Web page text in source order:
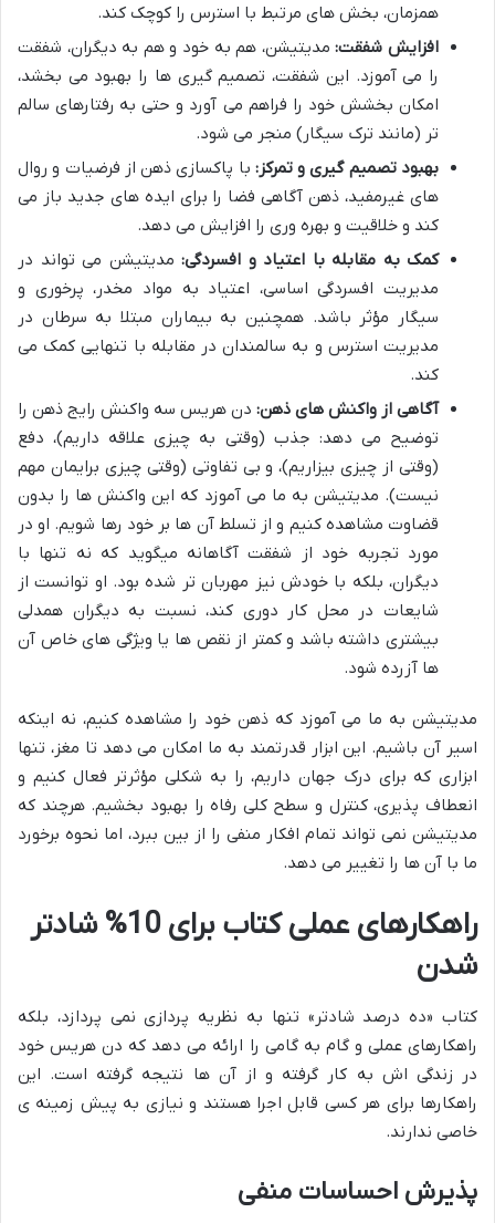
همزمان، بخش های مرتبط با استرس را کوچک کند.
افزایش شفقت:مدیتیشن، هم به خود و هم به دیگران، شفقت
را می آموزد. این شفقت، تصمیم گیری ها را بهبود می بخشد،
امکان بخشش خود را فراهم می آورد و حتی به رفتارهای سالم
تر (مانند ترک سیگار) منجر می شود.
بهبود تصمیم گیری و تمرکز: با پاکسازی ذهن از فرضیات و روال
های غیرمفید، ذهن آگاهی فضا را برای ایده های جدید باز می
کند و خلاقیت و بهره وری را افزایش می دهد.
کمک به مقابله با اعتیاد و افسردگی: مدیتیشن می تواند در
مدیریت افسردگی اساسی، اعتیاد به مواد مخدر، پرخوری و
سیگار مؤثر باشد. همچنین به بیماران مبتلا به سرطان در
مدیریت استرس و به سالمندان در مقابله با تنهایی کمک می
کند.
آگاهی از واکنش های ذهن: دن هریس سه واکنش رایج ذهن را
توضیح می دهد: جذب (وقتی به چیزی علاقه داریم)، دفع
(وقتی از چیزی بیزاریم)، و بی تفاوتی (وقتی چیزی برایمان مهم
نیست). مدیتیشن به ما می آموزد که این واکنش ها را بدون
قضاوت مشاهده کنیم و از تسلط آن ها بر خود رها شویم. او در
مورد تجربه خود از شفقت آگاهانه میگوید که نه تنها با
دیگران، بلکه با خودش نیز مهربان تر شده بود. او توانست از
شایعات در محل کار دوری کند، نسبت به دیگران همدلی
بیشتری داشته باشد و کمتر از نقص ها یا ویژگی های خاص آن
ها آزرده شود.
مدیتیشن به ما می آموزد که ذهن خود را مشاهده کنیم، نه اینکه
اسیر آن باشیم. این ابزار قدرتمند به ما امکان می دهد تا مغز، تنها
ابزاری که برای درک جهان داریم، را به شکلی مؤثرتر فعال کنیم و
انعطاف پذیری، کنترل و سطح کلی رفاه را بهبود بخشیم. هرچند که
مدیتیشن نمی تواند تمام افکار منفی را از بین ببرد، اما نحوه برخورد
ما با آن ها را تغییر می دهد.
راهکارهای عملی کتاب برای 10% شادتر
شدن
کتاب «ده درصد شادتر» تنها به نظریه پردازی نمی پردازد، بلکه
راهکارهای عملی و گام به گامی را ارائه می دهد که دن هریس خود
در زندگی اش به کار گرفته و از آن ها نتیجه گرفته است. این
راهکارها برای هر کسی قابل اجرا هستند و نیازی به پیش زمینه ی
خاصی ندارند.
پذیرش احساسات منفی